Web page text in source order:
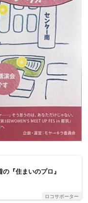
『住まいのプロ』
ロコサポーター